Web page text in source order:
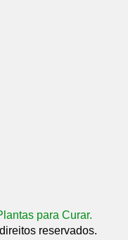
para Curar.
reservados.